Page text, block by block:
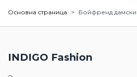
Основна страница > Бойфренд дамски
INDIGO Fashion